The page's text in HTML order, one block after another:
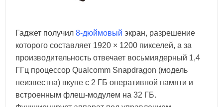
Гаджет получил 8-дюймовый экран, разрешение
которого составляет 1920 × 1200 пикселей, а за
производительность отвечает восьмиядерный 1,4
ГГц процессор Qualcomm Snapdragon (модель
неизвестна) вкупе с 2 ГБ оперативной памяти и
встроенным флеш-модулем на 32 ГБ.